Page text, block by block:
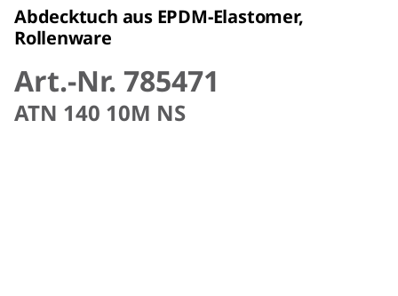
Abdecktuch aus EPDM-Elastomer,
Rollenware
Art.-Nr. 785471
ATN 140 10M NS